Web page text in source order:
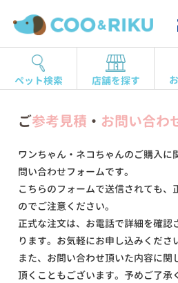
ペット検索 店舗を探す
ご参考見積 ・ お問い合わ
ワンちゃん・ネコちゃんのご購入に
問い合わせフォームです。
こちらのフォームで送信されても、
のでご注意ください。
正式な注文は、お電話で詳細を確認
ります。お気軽にお申し込みくださ
また、お問い合わせ頂いた内容に関
頂くこともございます。予めご了承